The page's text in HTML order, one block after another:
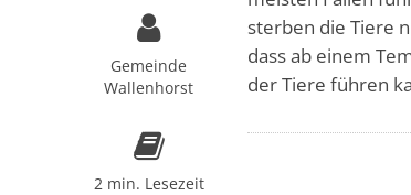
Gemeinde
Wallenhorst
2 min. Lesezeit
sterben die Tiere
dass ab einem
der Tiere führen